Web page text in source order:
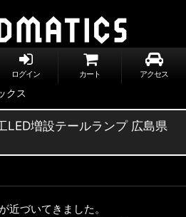
ログイン カート アクセス
LED増設テールランプ 広島県
近づいてきました。